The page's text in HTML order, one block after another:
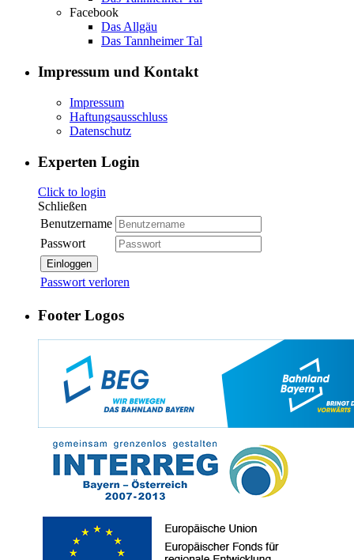
Facebook
Das Allgäu
Das Tannheimer Tal
Impressum und Kontakt
Impressum
Haftungsausschluss
Datenschutz
Experten Login
Click to login
Schließen
Benutzername
Passwort
Einloggen
Passwort verloren
Footer Logos